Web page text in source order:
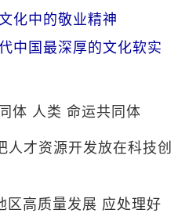
化中的敬业精神
中国最深厚的文化软实
体 人类 命运共同体
人才资源开发放在科技创
区高质量发展 应处理好